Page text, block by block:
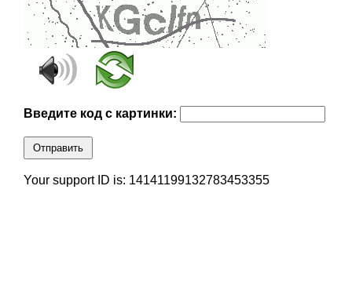
Введите код с картинки:
Отправить
Your support ID is: 14141199132783453355